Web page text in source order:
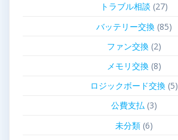
トラブル相談 (27)
バッテリー交換(85)
ファン交換(2)
メモリ交換(8)
ロジックボード交換(5)
公費支払(3)
未分類(6)